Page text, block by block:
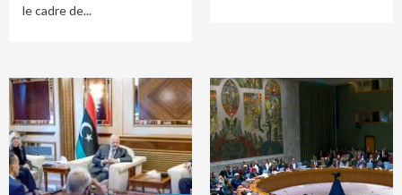
le cadre de...